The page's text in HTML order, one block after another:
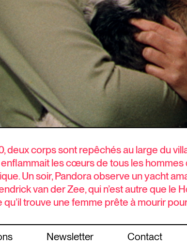
deux corps sont repêchés au large du
les cœurs de tous les hommes
Un soir, Pandora observe un yacht
van der Zee, qui n’est autre que
qu’il trouve une femme prête à mourir
Newsletter Contact